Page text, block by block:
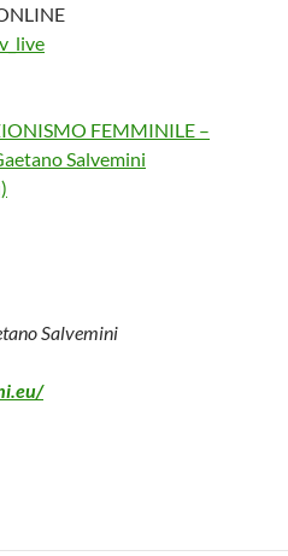
live
FEMMINILE –
Salvemini
Salvemini
eu/